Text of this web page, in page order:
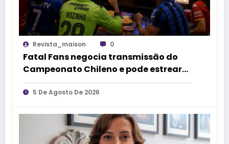
Revista_maison 0
Fatal Fans negocia transmissão do
Campeonato Chileno e pode estrear
no mercado de competições
esportivas
5 De Agosto De 2026